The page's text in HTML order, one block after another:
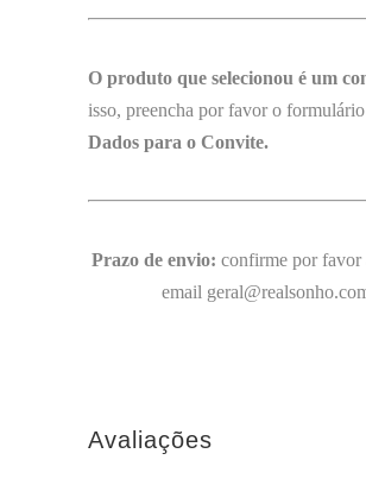
O produto que selecionou é um
isso, preencha por favor o
Dados para o Convite.
Prazo de envio: confirme por favor
email
Avaliações